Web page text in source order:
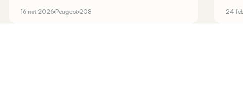
berucht was. De motor komt op de 208 en
16 mrt 2026 Peugeot 208 24